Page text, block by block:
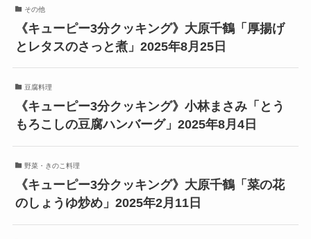
その他
《キューピー3分クッキング》大原千鶴「厚揚げ
とレタスのさっと煮」2025年8月25日
豆腐料理
《キューピー3分クッキング》小林まさみ「とう
もろこしの豆腐ハンバーグ」2025年8月4日
野菜・きのこ料理
《キューピー3分クッキング》大原千鶴「菜の花
のしょうゆ炒め」2025年2月11日